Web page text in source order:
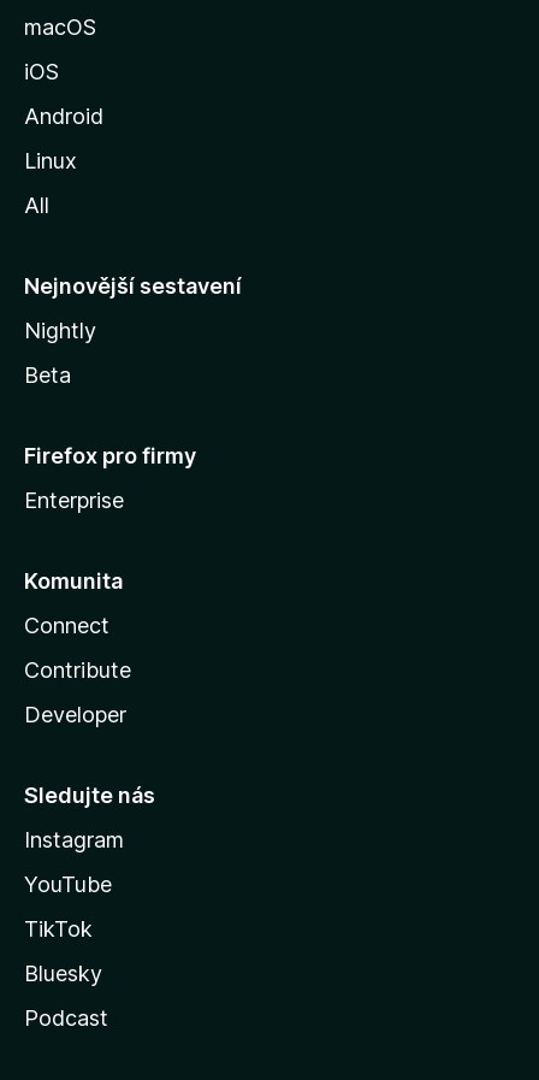
M
o
l
y
macOS
iOS
Android
Linux
All
Nejnovější sestavení
Nightly
Beta
Firefox pro firmy
Enterprise
Komunita
Connect
Contribute
Developer
Sledujte nás
Instagram
YouTube
TikTok
Bluesky
Podcast